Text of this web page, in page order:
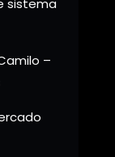
sistema
–